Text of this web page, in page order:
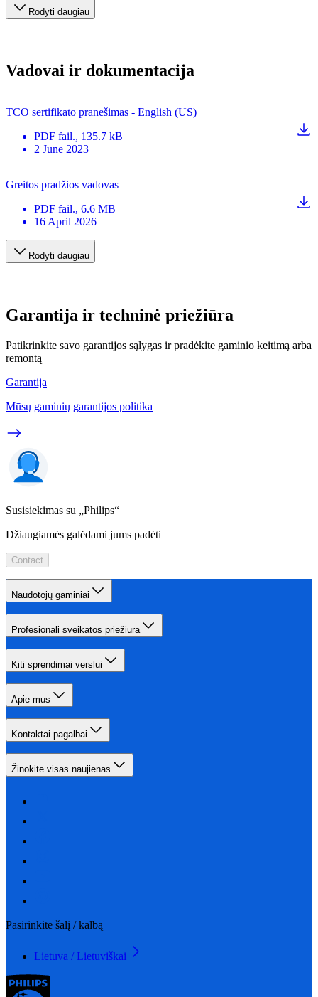
Rodyti daugiau
Vadovai ir dokumentacija
TCO sertifikato pranešimas - English (US)
PDF fail., 135.7 kB
2 June 2023
Greitos pradžios vadovas
PDF fail., 6.6 MB
16 April 2026
Rodyti daugiau
Garantija ir techninė priežiūra
Patikrinkite savo garantijos sąlygas ir pradėkite gaminio keitimą arba
remontą
Garantija
Mūsų gaminių garantijos politika
Susisiekimas su „Philips“
Džiaugiamės galėdami jums padėti
Contact
Naudotojų gaminiai
Profesionali sveikatos priežiūra
Kiti sprendimai verslui
Apie mus
Kontaktai pagalbai
Žinokite visas naujienas
Pasirinkite šalį / kalbą
Lietuva / Lietuviškai